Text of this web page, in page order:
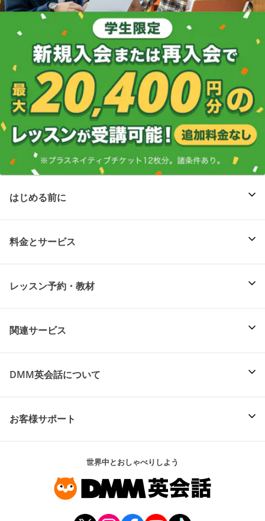
はじめる前に
料金とサービス
レッスン予約・教材
関連サービス
DMM英会話について
お客様サポート
世界中とおしゃべりしよう